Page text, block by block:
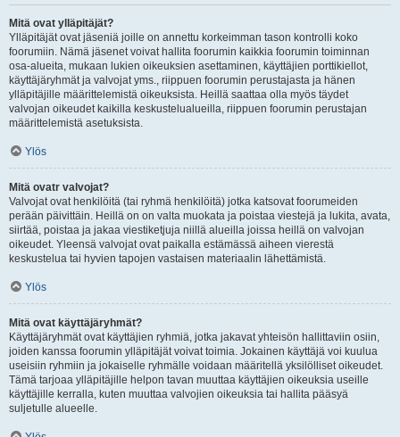
Mitä ovat ylläpitäjät?
Ylläpitäjät ovat jäseniä joille on annettu korkeimman tason kontrolli koko
foorumiin. Nämä jäsenet voivat hallita foorumin kaikkia foorumin toiminnan
osa-alueita, mukaan lukien oikeuksien asettaminen, käyttäjien porttikiellot,
käyttäjäryhmät ja valvojat yms., riippuen foorumin perustajasta ja hänen
ylläpitäjille määrittelemistä oikeuksista. Heillä saattaa olla myös täydet
valvojan oikeudet kaikilla keskustelualueilla, riippuen foorumin perustajan
määrittelemistä asetuksista.
Ylös
Mitä ovatr valvojat?
Valvojat ovat henkilöitä (tai ryhmä henkilöitä) jotka katsovat foorumeiden
perään päivittäin. Heillä on on valta muokata ja poistaa viestejä ja lukita, avata,
siirtää, poistaa ja jakaa viestiketjuja niillä alueilla joissa heillä on valvojan
oikeudet. Yleensä valvojat ovat paikalla estämässä aiheen vierestä
keskustelua tai hyvien tapojen vastaisen materiaalin lähettämistä.
Ylös
Mitä ovat käyttäjäryhmät?
Käyttäjäryhmät ovat käyttäjien ryhmiä, jotka jakavat yhteisön hallittaviin osiin,
joiden kanssa foorumin ylläpitäjät voivat toimia. Jokainen käyttäjä voi kuulua
useisiin ryhmiin ja jokaiselle ryhmälle voidaan määritellä yksilölliset oikeudet.
Tämä tarjoaa ylläpitäjille helpon tavan muuttaa käyttäjien oikeuksia useille
käyttäjille kerralla, kuten muuttaa valvojien oikeuksia tai hallita pääsyä
suljetulle alueelle.